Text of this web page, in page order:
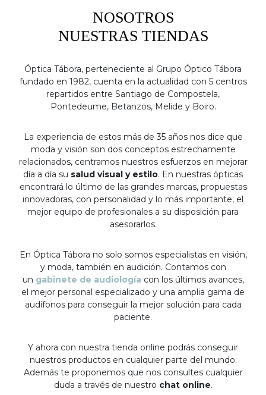
NOSOTROS
NUESTRAS TIENDAS
Óptica Tábora, perteneciente al Grupo Óptico Tábora
fundado en 1982, cuenta en la actualidad con 5 centros
repartidos entre Santiago de Compostela,
Pontedeume, Betanzos, Melide y Boiro.
La experiencia de estos más de 35 años nos dice que
moda y visión son dos conceptos estrechamente
relacionados, centramos nuestros esfuerzos en mejorar
día a día su salud visual y estilo. En nuestras ópticas
encontrará lo último de las grandes marcas, propuestas
innovadoras, con personalidad y lo más importante, el
mejor equipo de profesionales a su disposición para
asesorarlos.
En Óptica Tábora no solo somos especialistas en visión,
y moda, también en audición. Contamos con
un gabinete de audiología con los últimos avances,
el mejor personal especializado y una amplia gama de
audífonos para conseguir la mejor solución para cada
paciente.
Y ahora con nuestra tienda online podrás conseguir
nuestros productos en cualquier parte del mundo.
Además te proponemos que nos consultes cualquier
duda a través de nuestro chat online.